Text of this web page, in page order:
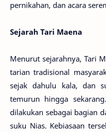
pernikahan, dan acara
Sejarah Tari Maena
Menurut sejarahnya, Tari
tarian tradisional
sejak dahulu kala, dan
temurun hingga
dilakukan sebagai bagian
suku Nias. Kebiasaan